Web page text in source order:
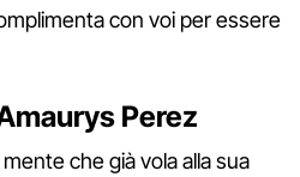
con voi per essere
Perez
che già vola alla sua